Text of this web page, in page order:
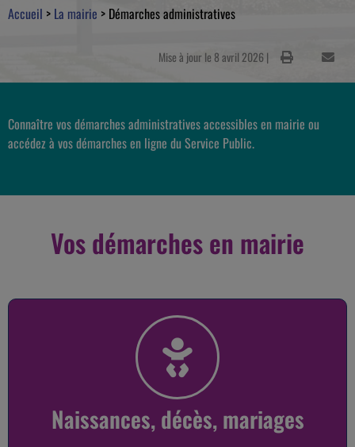
Accueil > La mairie > Démarches administratives
Mise à jour le 8 avril 2026 |
Connaître vos démarches administratives accessibles en mairie ou
accédez à vos démarches en ligne du Service Public.
Vos démarches en mairie
Naissances, décès, mariages